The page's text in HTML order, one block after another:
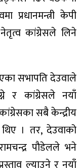
प्रधानमन्त्री केपी
कांग्रेसले लिने
सभापति देउवाले
र कांग्रेसले नयाँ
सबै केन्द्रीय
। तर, देउवाको
रामचन्द्र पौडेलले भने